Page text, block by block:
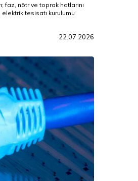
faz, nötr ve toprak hatlarını
tesisatı kurulumu
22.07.2026